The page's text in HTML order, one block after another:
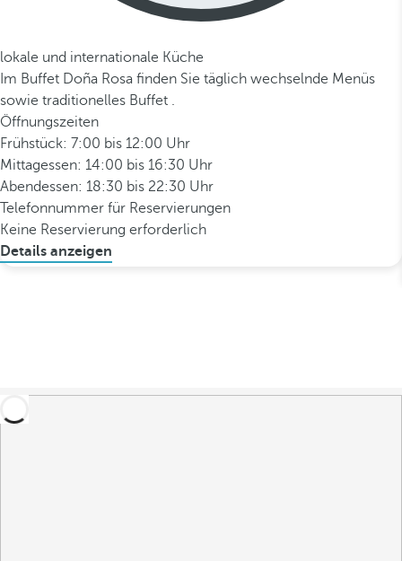
lokale und internationale Küche
Im Buffet Doña Rosa finden Sie täglich wechselnde Menüs
sowie traditionelles Buffet .
Öffnungszeiten
Frühstück: 7:00 bis 12:00 Uhr
Mittagessen: 14:00 bis 16:30 Uhr
Abendessen: 18:30 bis 22:30 Uhr
Telefonnummer für Reservierungen
Keine Reservierung erforderlich
Details anzeigen